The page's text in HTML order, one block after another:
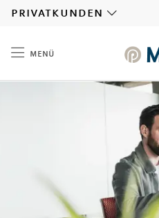
privatkunden
menü